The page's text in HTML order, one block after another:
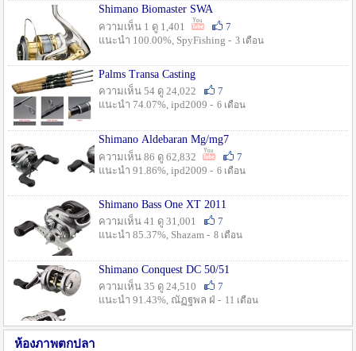
Shimano Biomaster SWA
ความเห็น 1 ดู 1,401
7
แนะนำ 100.00%, SpyFishing - 3 เดือน
Palms Transa Casting
ความเห็น 54 ดู 24,022
7
แนะนำ 74.07%, ipd2009 - 6 เดือน
Shimano Aldebaran Mg/mg7
ความเห็น 86 ดู 62,832
7
แนะนำ 91.86%, ipd2009 - 6 เดือน
Shimano Bass One XT 2011
ความเห็น 41 ดู 31,001
7
แนะนำ 85.37%, Shazam - 8 เดือน
Shimano Conquest DC 50/51
ความเห็น 35 ดู 24,510
7
แนะนำ 91.43%, ณัฏฐพล ฝ่ - 11 เดือน
ห้องภาพตกปลา